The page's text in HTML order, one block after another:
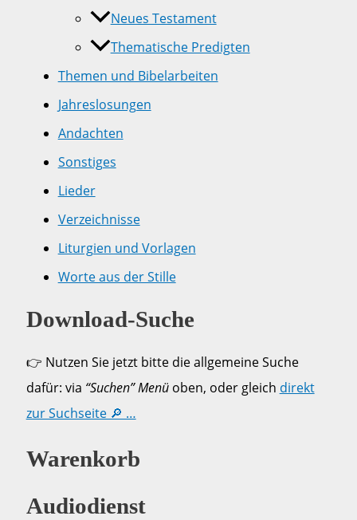
Neues Testament
Thematische Predigten
Themen und Bibelarbeiten
Jahreslosungen
Andachten
Sonstiges
Lieder
Verzeichnisse
Liturgien und Vorlagen
Worte aus der Stille
Download-Suche
👉 Nutzen Sie jetzt bitte die allgemeine Suche
dafür: via “Suchen” Menüoben, oder gleich direkt
zur Suchseite 🔎 …
Warenkorb
Audiodienst